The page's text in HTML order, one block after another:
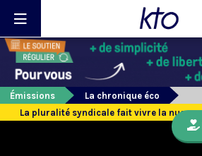
Émissions
La chronique éco
La pluralité syndicale fait vivre la nuance